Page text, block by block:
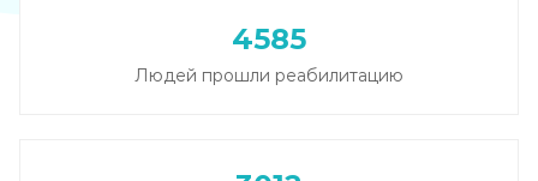
4585
Людей прошли реабилитацию